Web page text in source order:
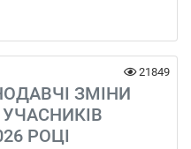
21849
ЗМІНИ
РОЦІ